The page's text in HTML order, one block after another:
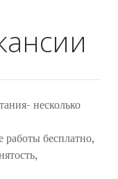
несколько
работы бесплатно,